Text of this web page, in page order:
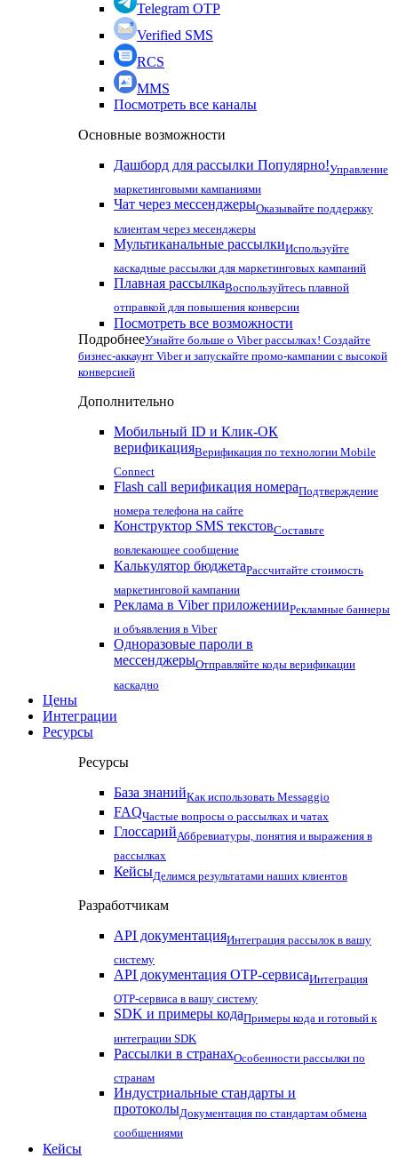
Telegram OTP
Verified SMS
RCS
MMS
Посмотреть все каналы
Основные возможности
Дашборд для рассылки Популярно!Управление
маркетинговыми кампаниями
Чат через мессенджерыОказывайте поддержку
клиентам через месенджеры
Мультиканальные рассылкиИспользуйте
каскадные рассылки для маркетинговых кампаний
Плавная рассылкаВоспользуйтесь плавной
отправкой для повышения конверсии
Посмотреть все возможности
ПодробнееУзнайте больше о Viber рассылках! Создайте
бизнес-аккаунт Viber и запускайте промо-кампании с высокой
конверсией
Дополнительно
Мобильный ID и Клик-ОК
верификацияВерификация по технологии Mobile
Connect
Flash call верификация номераПодтверждение
номера телефона на сайте
Конструктор SMS текстовСоставьте
вовлекающее сообщение
Калькулятор бюджетаРассчитайте стоимость
маркетинговой кампании
Реклама в Viber приложенииРекламные баннеры
и объявления в Viber
Одноразовые пароли в
мессенджерыОтправляйте коды верификации
каскадно
Цены
Интеграции
Ресурсы
Ресурсы
База знанийКак использовать Messaggio
FAQЧастые вопросы о рассылках и чатах
ГлоссарийАббревиатуры, понятия и выражения в
рассылках
КейсыДелимся результатами наших клиентов
Разработчикам
API документацияИнтеграция рассылок в вашу
систему
API документация OTP-сервисаИнтеграция
OTP-сервиса в вашу систему
SDK и примеры кодаПримеры кода и готовый к
интеграции SDK
Рассылки в странахОсобенности рассылки по
странам
Индустриальные стандарты и
протоколыДокументация по стандартам обмена
сообщениями
Кейсы